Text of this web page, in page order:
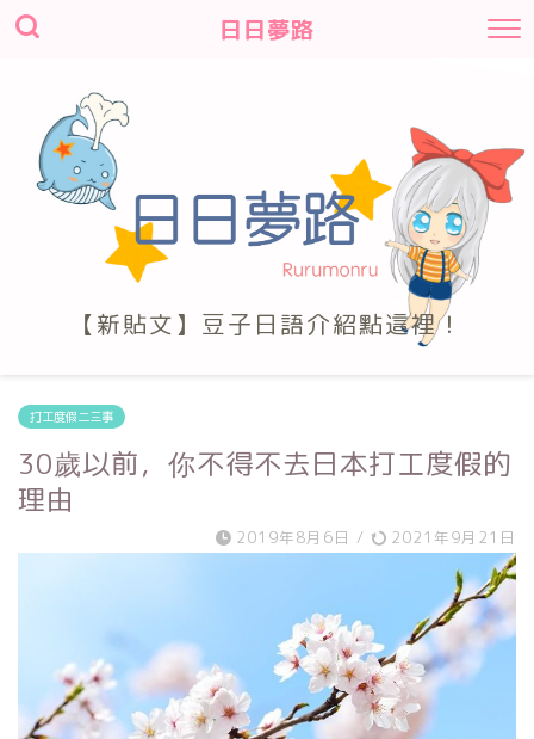
日日夢路
【新貼文】豆子日語介紹點這裡！
打工度假二三事
30歲以前，你不得不去日本打工度假的
理由
2019年8月6日 / 2021年9月21日